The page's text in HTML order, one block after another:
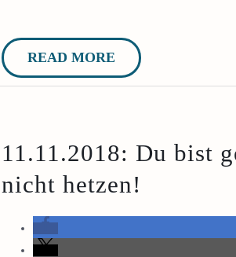
READ MORE
11.11.2018: Du bist
nicht hetzen!